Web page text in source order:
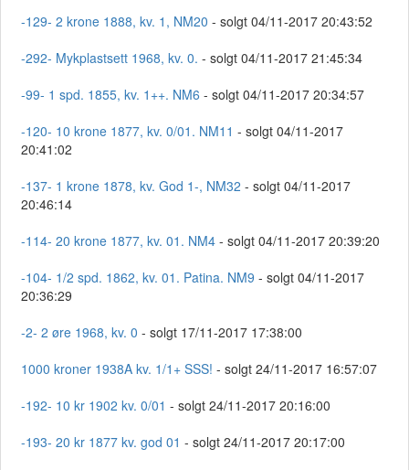
-129- 2 krone 1888, kv. 1, NM20 - solgt 04/11-2017 20:43:52
-292- Mykplastsett 1968, kv. 0. - solgt 04/11-2017 21:45:34
-99- 1 spd. 1855, kv. 1++. NM6 - solgt 04/11-2017 20:34:57
-120- 10 krone 1877, kv. 0/01. NM11 - solgt 04/11-2017
20:41:02
-137- 1 krone 1878, kv. God 1-, NM32 - solgt 04/11-2017
20:46:14
-114- 20 krone 1877, kv. 01. NM4 - solgt 04/11-2017 20:39:20
-104- 1/2 spd. 1862, kv. 01. Patina. NM9 - solgt 04/11-2017
20:36:29
-2- 2 øre 1968, kv. 0 - solgt 17/11-2017 17:38:00
1000 kroner 1938A kv. 1/1+ SSS! - solgt 24/11-2017 16:57:07
-192- 10 kr 1902 kv. 0/01 - solgt 24/11-2017 20:16:00
-193- 20 kr 1877 kv. god 01 - solgt 24/11-2017 20:17:00